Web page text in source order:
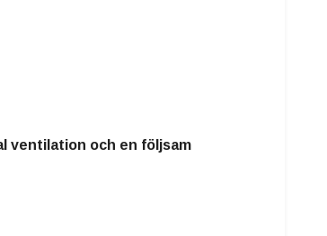
ventilation och en följsam